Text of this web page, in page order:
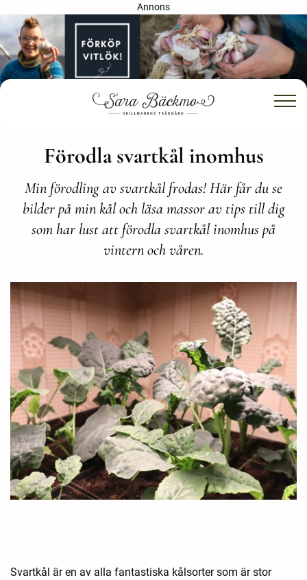
Annons
Förodla svartkål inomhus
Min förodling av svartkål frodas! Här får du se
bilder på min kål och läsa massor av tips till dig
som har lust att förodla svartkål inomhus på
vintern och våren.
Svartkål är en av alla fantastiska kålsorter som är stor